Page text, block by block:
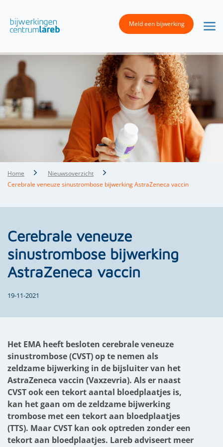
Meld een bijwerking
Home
Nieuwsoverzicht
Cerebrale veneuze sinustrombose bijwerking AstraZeneca vaccin
Cerebrale veneuze
sinustrombose bijwerking
AstraZeneca vaccin
19-11-2021
Het EMA heeft besloten cerebrale veneuze
sinustrombose (CVST) op te nemen als
zeldzame bijwerking in de bijsluiter van het
AstraZeneca vaccin (Vaxzevria). Als er naast
CVST ook een tekort aantal bloedplaatjes is,
kan het gaan om de zeldzame bijwerking
trombose met een tekort aan bloedplaatjes
(TTS). Maar CVST kan ook optreden zonder een
tekort aan bloedplaatjes. Lareb adviseert meer